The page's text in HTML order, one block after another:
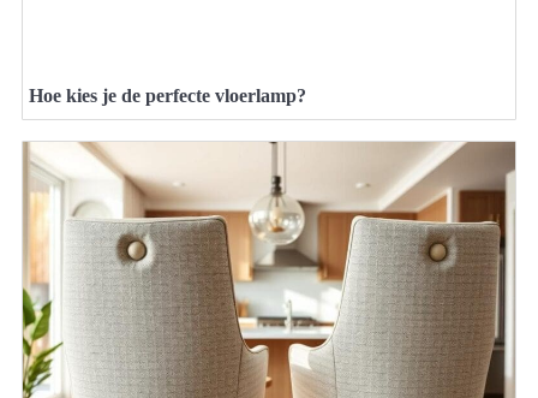
Hoe kies je de perfecte vloerlamp?